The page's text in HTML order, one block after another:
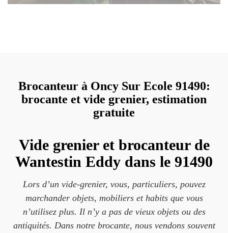
Brocanteur à Oncy Sur Ecole 91490:
brocante et vide grenier, estimation
gratuite
Vide grenier et brocanteur de
Wantestin Eddy dans le 91490
Lors d’un vide-grenier, vous, particuliers, pouvez
marchander objets, mobiliers et habits que vous
n’utilisez plus. Il n’y a pas de vieux objets ou des
antiquités. Dans notre brocante, nous vendons souvent